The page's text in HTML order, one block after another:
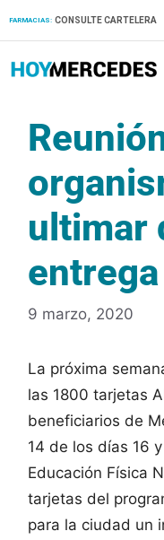
FARMACIAS: CONSULTE CARTELERA
ultimar
9 marzo, 2020
La próxima
las 1800 tarjetas
beneficiarios de
14 de los días 16
Educación Física
tarjetas del
para la ciudad un